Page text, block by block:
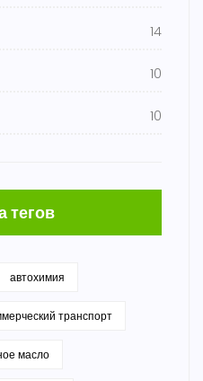
14
10
10
тегов
автохимия
транспорт
масло